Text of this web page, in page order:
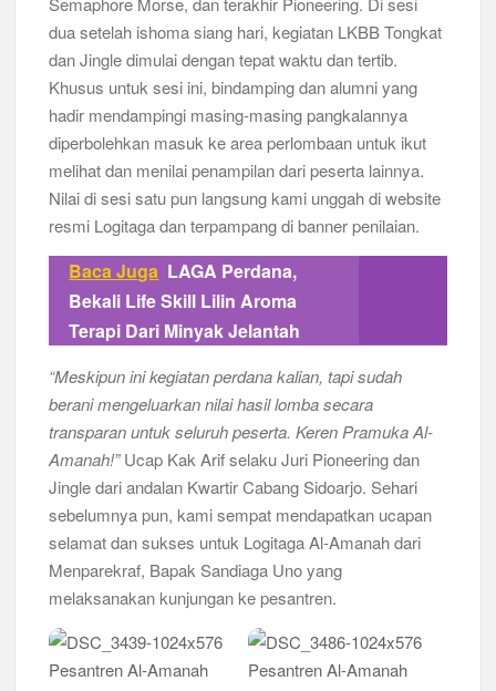
dua setelah ishoma siang hari, kegiatan LKBB Tongkat
dan Jingle dimulai dengan tepat waktu dan tertib.
Khusus untuk sesi ini, bindamping dan alumni yang
hadir mendampingi masing-masing pangkalannya
diperbolehkan masuk ke area perlombaan untuk ikut
melihat dan menilai penampilan dari peserta lainnya.
Nilai di sesi satu pun langsung kami unggah di website
resmi Logitaga dan terpampang di banner penilaian.
Baca Juga LAGA Perdana,
Bekali Life Skill Lilin Aroma
Terapi Dari Minyak Jelantah
“Meskipun ini kegiatan perdana kalian, tapi sudah
berani mengeluarkan nilai hasil lomba secara
transparan untuk seluruh peserta. Keren Pramuka Al-
Amanah!”Ucap Kak Arif selaku Juri Pioneering dan
Jingle dari andalan Kwartir Cabang Sidoarjo. Sehari
sebelumnya pun, kami sempat mendapatkan ucapan
selamat dan sukses untuk Logitaga Al-Amanah dari
Menparekraf, Bapak Sandiaga Uno yang
melaksanakan kunjungan ke pesantren.